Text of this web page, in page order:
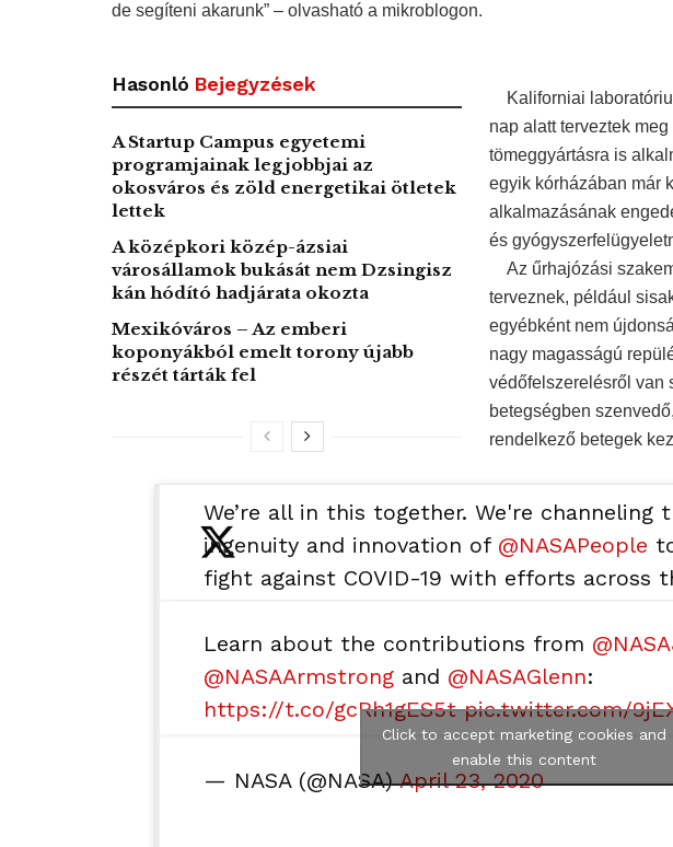
de segíteni akarunk” – olvasható a mikroblogon.
Hasonló Bejegyzések
A Startup Campus egyetemi
programjainak legjobbjai az
okosváros és zöld energetikai ötletek
lettek
A középkori közép-ázsiai
városállamok bukását nem Dzsingisz
kán hódító hadjárata okozta
Mexikóváros – Az emberi
koponyákból emelt torony újabb
részét tárták fel
Kaliforniai
nap alatt terveztek
tömeggyártásra is
egyik kórházában már
alkalmazásának
és
Az űrhajózási
terveznek, például
egyébként nem
nagy magasságú
védőfelszerelésről van
betegségben
rendelkező betegek
We’re all in this together. We're channeling
ingenuity and innovation of @NASAPeople
fight against COVID-19 with efforts across
Learn about the contributions from
@NASAArmstrong and @NASAGlenn:
https://t.co/gcRh1gES5t pic.twitter.com/
— NASA (@NASA)April 23, 2020
Click to accept marketing cookies and
enable this content